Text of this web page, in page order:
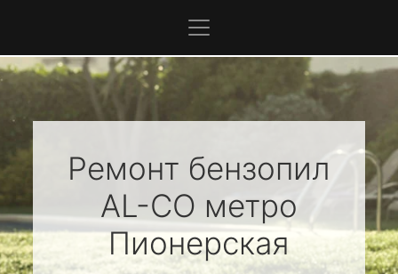
Ремонт бензопил
AL-CO метро
Пионерская